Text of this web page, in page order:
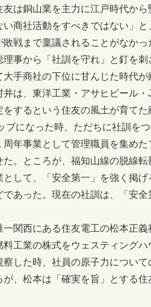
は銅山業を主力に江戸時代か
商社活動をすべきではない」
戦まで稟議されることがなか
事から「社訓を守れ」と釘を
手商社の下位に甘んじた時代が
は、東洋工業・アサヒビール
するという住友の風土が育て
プになった時、ただちに社訓を
年事業として管理職員を集め
。ところが、福知山線の脱線
して、「安全第一」を強く掲
あった。現在の社訓は、「安
関西にある住友電工の松本正
工業の株式をウェスティング
した時、社員の原子力につい
、松本は「確実を旨」とする